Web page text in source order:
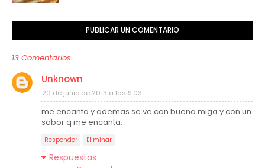
PUBLICAR UN COMENTARIO
13 Comentarios
Unknown
20 de junio de 2013 a las 9:03
me encanta y ademas se ve con buena miga y con un
sabor q me encanta.
Responder Eliminar
Respuestas